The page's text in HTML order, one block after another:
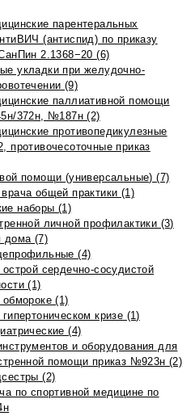
парентеральных
(антиспид) по приказу
2.1368−20 (6)
укладки при желудочно-
(9)
паллиативной помощи
372н, №187н (2)
противопедикулезные
противочесоточные приказ
помощи (универсальные) (7)
общей практики (1)
наборы (1)
личной профилактики (3)
дома (7)
(4)
сердечно-сосудистой
(1)
(1)
кризе (1)
(4)
и оборудования для
помощи приказ №923н (2)
(2)
по спортивной медицине по